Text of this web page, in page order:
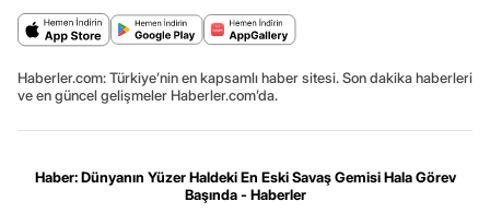
Haberler.com: Türkiye’nin en kapsamlı haber sitesi. Son dakika haberleri
ve en güncel gelişmeler Haberler.com’da.
Haber: Dünyanın Yüzer Haldeki En Eski Savaş Gemisi Hala Görev
Başında - Haberler